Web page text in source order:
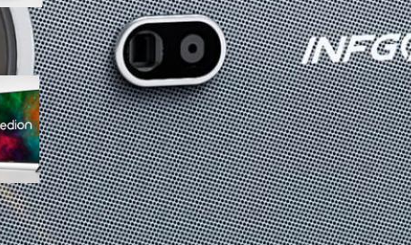
Medion 55″ QLED 4K
MD855701, smart TV completa
con Dolby Vision e app
integrate in offerta su Amazon